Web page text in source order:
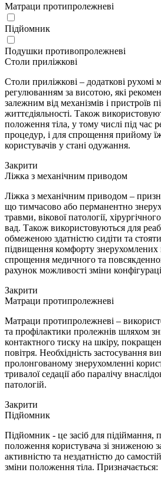
Матраци протипролежневі
Підйомник
Подушки противопролежневі
Столи приліжкові
Столи приліжкові – додаткові рухомі
регулюванням за висотою, які
залежним від механізмів і пристроїв
життєдіяльності. Також
положення тіла, у тому числі під час
процедур, і для спрощення прийому
користувачів у стані одужання.
Закрити
Ліжка з механічним приводом
Ліжка з механічним приводом –
що тимчасово або перманентно
травми, вікової патології,
вад. Також використовуються для
обмеженою здатністю сидіти та
підвищення комфорту знерухомлених
спрощення медичного та
рахунок можливості зміни
Закрити
Матраци протипролежневі
Матраци протипролежневі –
та профілактики пролежнів шляхом
контактного тиску на шкіру,
повітря. Необхідність застосування
пролонгованому знерухомленні
тривалої седації або паралічу
патологій.
Закрити
Підйомник
Підйомник - це засіб для підіймання,
положення користувача зі зниженою
активністю та нездатністю до
зміни положення тіла. Призначається: